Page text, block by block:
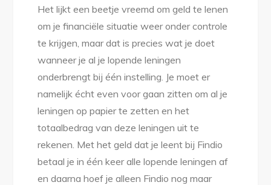
Het lijkt een beetje vreemd om geld te lenen
om je financiële situatie weer onder controle
te krijgen, maar dat is precies wat je doet
wanneer je al je lopende leningen
onderbrengt bij één instelling. Je moet er
namelijk écht even voor gaan zitten om al je
leningen op papier te zetten en het
totaalbedrag van deze leningen uit te
rekenen. Met het geld dat je leent bij Findio
betaal je in één keer alle lopende leningen af
en daarna hoef je alleen Findio nog maar